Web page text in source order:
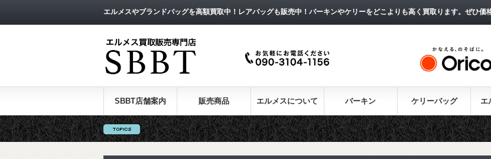
エルメスやブランドバッグを高額買取中！レアバッグも販売中！バーキンやケリーをどこよりも高く買取ります。ぜひ価
SBBT店舗案内 販売商品 エルメスについて バーキン ケリーバッグ エ